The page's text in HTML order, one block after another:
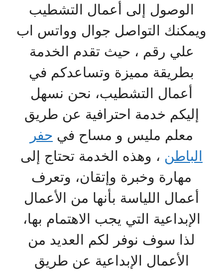
الوصول إلى أعمال التشطيب
ويمكنك التواصل جوال وواتس اب
علي رقم ، حيث تقدم الخدمة
بطريقة مميزة وتساعدكم في
أعمال التشطيب، نحن نسهل
إليكم خدمة احترافية عن طريق
معلم مليس و مساح في حفر
الباطن ، وهذه الخدمة تحتاج إلى
مهارة وخبرة وإتقان، وتعرف
أعمال اللياسة بأنها من الأعمال
الإبداعية التي يجب الاهتمام بها،
لذا سوف نوفر لكم العديد من
الأعمال الإبداعية عن طريق